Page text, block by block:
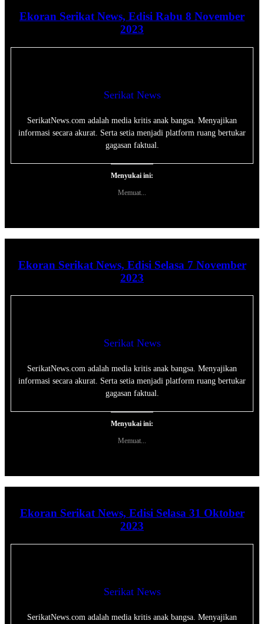
Ekoran Serikat News, Edisi Rabu 8 November
2023
Serikat News
SerikatNews.com adalah media kritis anak bangsa. Menyajikan
informasi secara akurat. Serta setia menjadi platform ruang bertukar
gagasan faktual.
Menyukai ini:
Memuat...
Ekoran Serikat News, Edisi Selasa 7 November
2023
Serikat News
SerikatNews.com adalah media kritis anak bangsa. Menyajikan
informasi secara akurat. Serta setia menjadi platform ruang bertukar
gagasan faktual.
Menyukai ini:
Memuat...
Ekoran Serikat News, Edisi Selasa 31 Oktober
2023
Serikat News
SerikatNews.com adalah media kritis anak bangsa. Menyajikan